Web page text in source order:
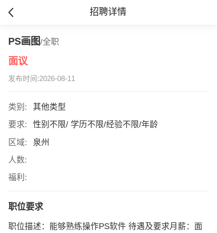
招聘详情
PS画图/全职
面议
发布时间:2026-08-11
类别:
其他类型
要求:
性别不限/ 学历不限/经验不限/年龄
区域:
泉州
人数:
福利:
职位要求
职位描述：能够熟练操作PS软件 待遇及要求月薪：面